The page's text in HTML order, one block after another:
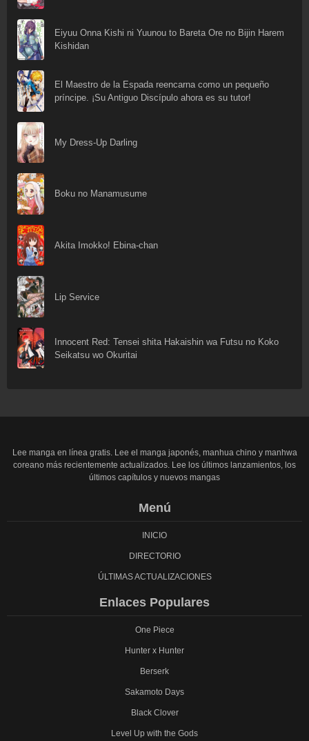
Eiyuu Onna Kishi ni Yuunou to Bareta Ore no Bijin Harem
Kishidan
El Maestro de la Espada reencarna como un pequeño
príncipe. ¡Su Antiguo Discípulo ahora es su tutor!
My Dress-Up Darling
Boku no Manamusume
Akita Imokko! Ebina-chan
Lip Service
Innocent Red: Tensei shita Hakaishin wa Futsu no Koko
Seikatsu wo Okuritai
Lee manga en línea gratis. Lee el manga japonés, manhua chino y manhwa
coreano más recientemente actualizados. Lee los últimos lanzamientos, los
últimos capítulos y nuevos mangas
Menú
INICIO
DIRECTORIO
ÚLTIMAS ACTUALIZACIONES
Enlaces Populares
One Piece
Hunter x Hunter
Berserk
Sakamoto Days
Black Clover
Level Up with the Gods